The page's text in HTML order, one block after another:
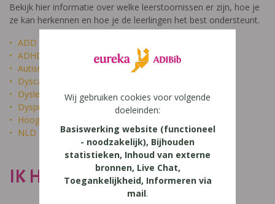
Bekijk hier informatie over welke leerstoornissen er zijn, hoe je
ze kan herkennen en hoe je de leerlingen het best ondersteunt.
ADD
ADHD
Autisme
Dyscalculie
Dyslexie
Dyspraxie
Hoogbegaafdheid
NLD
IK HEET NIET DOM
Wij gebruiken cookies voor volgende
doeleinden:
Basiswerking website (functioneel
- noodzakelijk), Bijhouden
statistieken, Inhoud van externe
bronnen, Live Chat,
Toegankelijkheid, Informeren via
mail.